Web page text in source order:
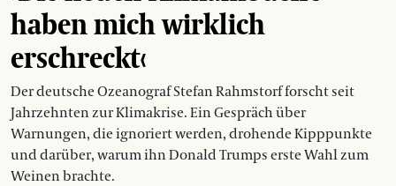
haben mich wirklich
erschreckt‹
Der deutsche Ozeanograf Stefan Rahmstorf forscht seit
Jahrzehnten zur Klimakrise. Ein Gespräch über
Warnungen, die ignoriert werden, drohende Kipppunkte
und darüber, warum ihn Donald Trumps erste Wahl zum
Weinen brachte.